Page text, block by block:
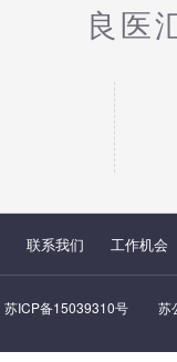
良医
联系我们 工作机会
苏ICP备15039310号 苏